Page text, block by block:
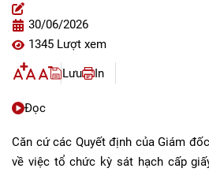
30/06/2026
1345 Lượt xem
Lưu In
Đọc
Căn cứ các Quyết định của Giám
về việc tổ chức kỳ sát hạch cấp